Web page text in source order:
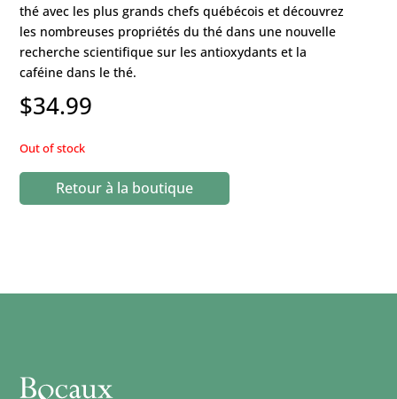
thé avec les plus grands chefs québécois et découvrez
les nombreuses propriétés du thé dans une nouvelle
recherche scientifique sur les antioxydants et la
caféine dans le thé.
$34.99
Out of stock
Retour à la boutique